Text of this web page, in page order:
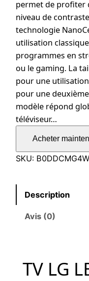
permet de profiter
niveau de
technologie
utilisation
programmes en
ou le gaming. La
pour une
pour une
modèle répond
téléviseur…
Acheter
SKU:
Description
Avis (0)
TV LG